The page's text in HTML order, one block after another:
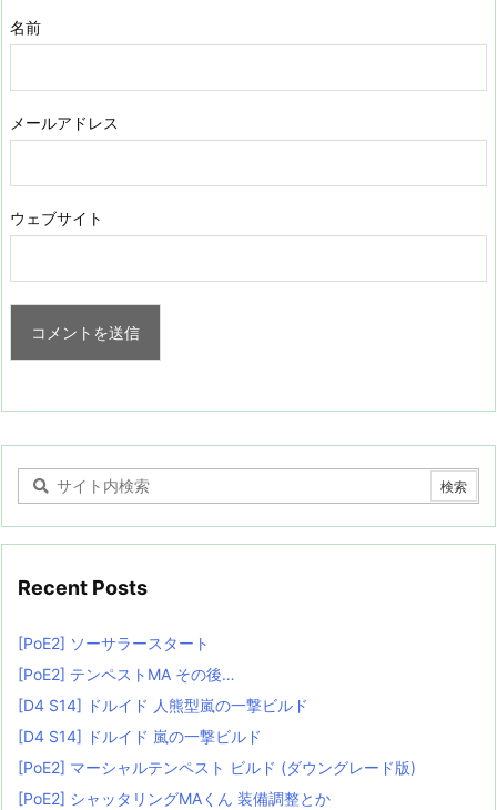
名前
メールアドレス
ウェブサイト
Recent Posts
[PoE2] ソーサラースタート
[PoE2] テンペストMA その後…
[D4 S14] ドルイド 人熊型嵐の一撃ビルド
[D4 S14] ドルイド 嵐の一撃ビルド
[PoE2] マーシャルテンペスト ビルド (ダウングレード版)
[PoE2] シャッタリングMAくん 装備調整とか